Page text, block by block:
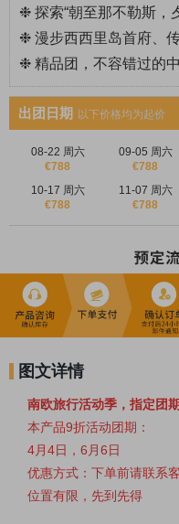
❉ 探索“朝至那不勒斯，
❉ 漫步西西里岛首府、
❉ 精品团，不容错过的
出团日期 以下价格均为起价
08-22 周六
€788
09-05 周六
€788
10-17 周六
€788
11-07 周六
€788
图文详情
南欧旅行活动季，指定团
本产品9折活动团期：
4月4日，6月6日
优惠方式：下单前请联系
位置有限，先到先得